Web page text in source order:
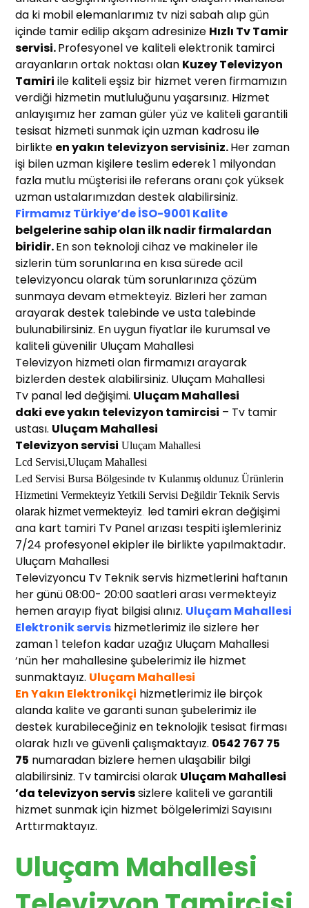
da ki mobil elemanlarımız tv nizi sabah alıp gün
içinde tamir edilip akşam adresinize Hızlı Tv Tamir
servisi.Profesyonel ve kaliteli elektronik tamirci
arayanların ortak noktası olan Kuzey Televizyon
Tamiri ile kaliteli eşsiz bir hizmet veren firmamızın
verdiği hizmetin mutluluğunu yaşarsınız. Hizmet
anlayışımız her zaman güler yüz ve kaliteli garantili
tesisat hizmeti sunmak için uzman kadrosu ile
birlikte en yakın televizyon servisiniz.Her zaman
işi bilen uzman kişilere teslim ederek 1 milyondan
fazla mutlu müşterisi ile referans oranı çok yüksek
uzman ustalarımızdan destek alabilirsiniz.
Firmamız Türkiye’de İSO-9001 Kalite
belgelerine sahip olan ilk nadir firmalardan
biridir.En son teknoloji cihaz ve makineler ile
sizlerin tüm sorunlarına en kısa sürede acil
televizyoncu olarak tüm sorunlarınıza çözüm
sunmaya devam etmekteyiz. Bizleri her zaman
arayarak destek talebinde ve usta talebinde
bulunabilirsiniz. En uygun fiyatlar ile kurumsal ve
kaliteli güvenilir Uluçam Mahallesi
Televizyon hizmeti olan firmamızı arayarak
bizlerden destek alabilirsiniz. Uluçam Mahallesi
Tv panal led değişimi. Uluçam Mahallesi
daki eve yakın televizyon tamircisi – Tv tamir
ustası. Uluçam Mahallesi
Televizyon servisi Uluçam Mahallesi
Lcd Servisi,Uluçam Mahallesi
Led Servisi BursaBölgesindetvKulanmış oldunuz Ürünlerin
Hizmetini Vermekteyiz Yetkili Servisi Değildir Teknik Servis
o larak hizmetvermekteyiz led tamiri ekran değişimi
ana kart tamiri Tv Panel arızası tespiti işlemleriniz
7/24 profesyonel ekipler ile birlikte yapılmaktadır.
Uluçam Mahallesi
Televizyoncu Tv Teknik servis hizmetlerini haftanın
her günü 08:00- 20:00 saatleri arası vermekteyiz
hemen arayıp fiyat bilgisi alınız. Uluçam Mahallesi
Elektronik servis hizmetlerimiz ile sizlere her
zaman 1 telefon kadar uzağız Uluçam Mahallesi
‘nün her mahallesine şubelerimiz ile hizmet
sunmaktayız. Uluçam Mahallesi
En Yakın Elektronikçi hizmetlerimiz ile birçok
alanda kalite ve garanti sunan şubelerimiz ile
destek kurabileceğiniz en teknolojik tesisat firması
olarak hızlı ve güvenli çalışmaktayız. 0542 767 75
75 numaradan bizlere hemen ulaşabilir bilgi
alabilirsiniz. Tv tamircisi olarak Uluçam Mahallesi
’da televizyon servissizlere kaliteli ve garantili
hizmet sunmak için hizmet bölgelerimizi Sayısını
Arttırmaktayız.
Uluçam Mahallesi